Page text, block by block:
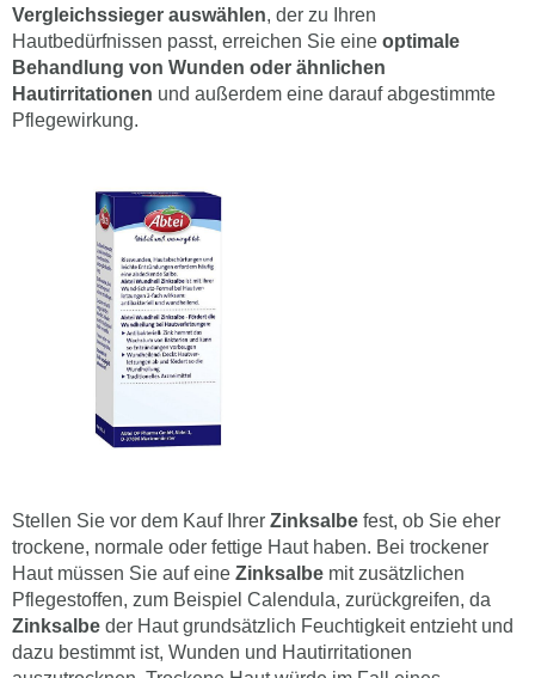
Vergleichssieger auswählen, der zu Ihren
Hautbedürfnissen passt, erreichen Sie eine optimale
Behandlung von Wunden oder ähnlichen
Hautirritationen und außerdem eine darauf abgestimmte
Pflegewirkung.
Stellen Sie vor dem Kauf Ihrer Zinksalbe fest, ob Sie eher
trockene, normale oder fettige Haut haben. Bei trockener
Haut müssen Sie auf eine Zinksalbe mit zusätzlichen
Pflegestoffen, zum Beispiel Calendula, zurückgreifen, da
Zinksalbe der Haut grundsätzlich Feuchtigkeit entzieht und
dazu bestimmt ist, Wunden und Hautirritationen